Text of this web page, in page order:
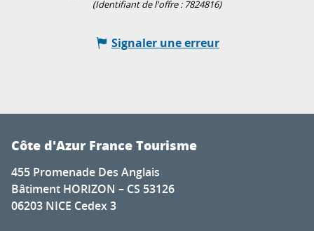
(Identifiant de l'offre : 7824816)
Signaler une erreur
Côte d'Azur France Tourisme
455 Promenade Des Anglais
Bâtiment HORIZON – CS 53126
06203 NICE Cedex 3